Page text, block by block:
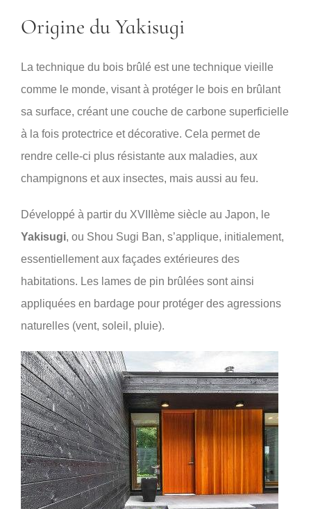
Origine du Yakisugi
La technique du bois brûlé est une technique vieille
comme le monde, visant à protéger le bois en brûlant
sa surface, créant une couche de carbone superficielle
à la fois protectrice et décorative. Cela permet de
rendre celle-ci plus résistante aux maladies, aux
champignons et aux insectes, mais aussi au feu.
Développé à partir du XVIIIème siècle au Japon, le
Yakisugi, ou Shou Sugi Ban, s’applique, initialement,
essentiellement aux façades extérieures des
habitations. Les lames de pin brûlées sont ainsi
appliquées en bardage pour protéger des agressions
naturelles (vent, soleil, pluie).